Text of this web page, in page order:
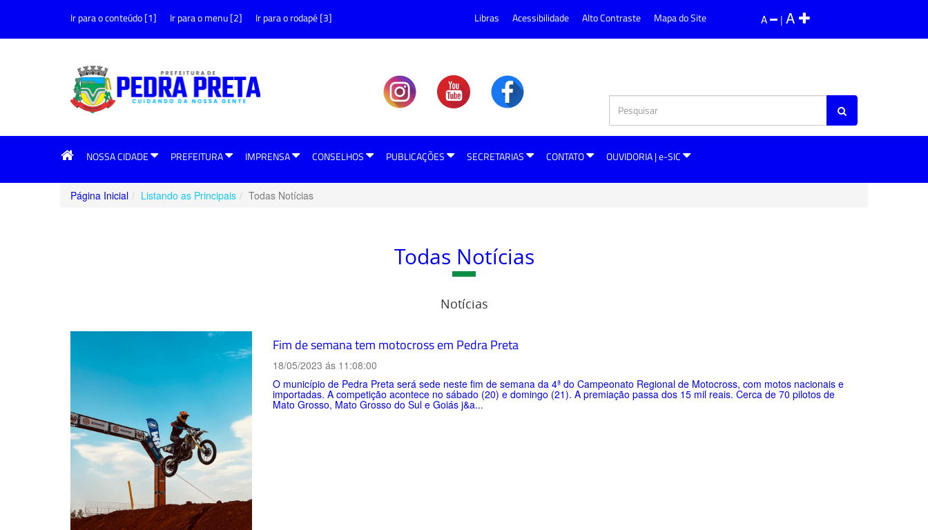
Ir para o conteúdo [1] Ir para o menu [2] Ir para o rodapé [3] A | A
Libras Acessibilidade Alto Contraste Mapa do Site
NOSSA CIDADE PREFEITURA IMPRENSA CONSELHOS PUBLICAÇÕES SECRETARIAS CONTATO OUVIDORIA | e-SIC
Página Inicial Listando as Principais Todas Notícias
Todas Notícias
Notícias
Fim de semana tem motocross em Pedra Preta
18/05/2023 ás 11:08:00
O município de Pedra Preta será sede neste fim de semana da 4ª do Campeonato Regional de Motocross, com motos nacionais e
importadas. A competição acontece no sábado (20) e domingo (21). A premiação passa dos 15 mil reais. Cerca de 70 pilotos de
Mato Grosso, Mato Grosso do Sul e Goiás j&a...